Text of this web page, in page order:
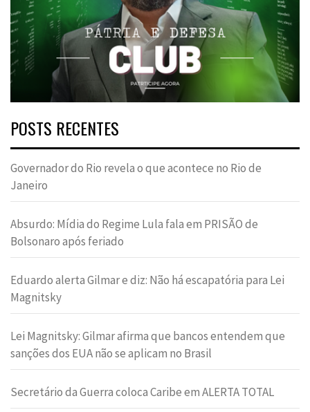
POSTS RECENTES
Governador do Rio revela o que acontece no Rio de
Janeiro
Absurdo: Mídia do Regime Lula fala em PRISÃO de
Bolsonaro após feriado
Eduardo alerta Gilmar e diz: Não há escapatória para Lei
Magnitsky
Lei Magnitsky: Gilmar afirma que bancos entendem que
sanções dos EUA não se aplicam no Brasil
Secretário da Guerra coloca Caribe em ALERTA TOTAL